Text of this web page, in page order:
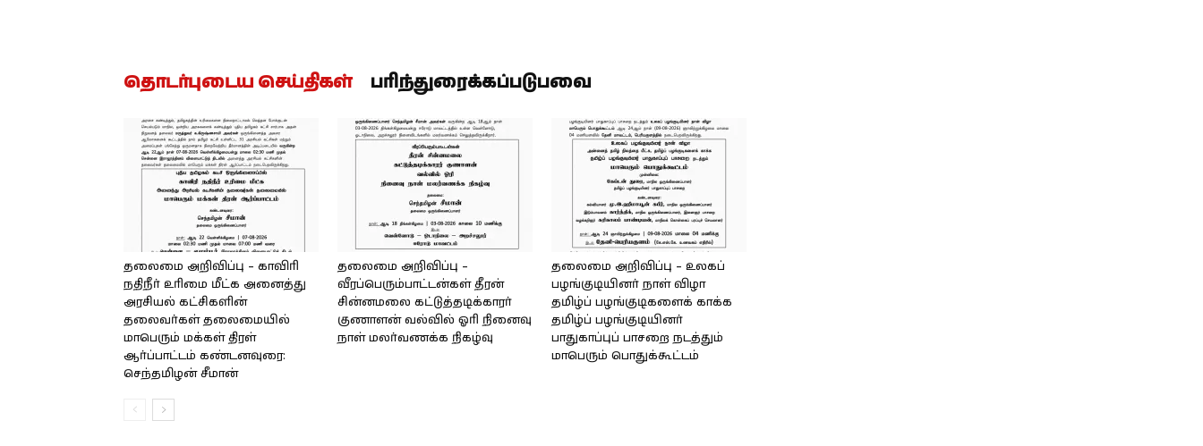
தொடர்புடைய செய்திகள் பரிந்துரைக்கப்படுபவை
தலைமை அறிவிப்பு – காவிரி
நதிநீர் உரிமை மீட்க அனைத்து
அரசியல் கட்சிகளின்
தலைவர்கள் தலைமையில்
மாபெரும் மக்கள் திரள்
ஆர்ப்பாட்டம் கண்டனவுரை:
செந்தமிழன் சீமான்
தலைமை அறிவிப்பு –
வீரப்பெரும்பாட்டன்கள் தீரன்
சின்னமலை கட்டுத்தடிக்காரர்
குணாளன் வல்வில் ஓரி நினைவு
நாள் மலர்வணக்க நிகழ்வு
தலைமை அறிவிப்பு – உலகப்
பழங்குடியினர் நாள் விழா
தமிழ்ப் பழங்குடிகளைக் காக்க
தமிழ்ப் பழங்குடியினர்
பாதுகாப்புப் பாசறை நடத்தும்
மாபெரும் பொதுக்கூட்டம்